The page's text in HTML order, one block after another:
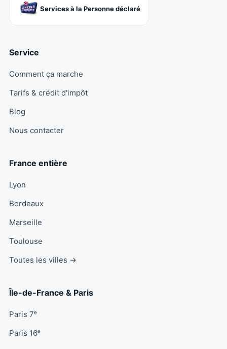
Services à la Personne déclaré
Service
Comment ça marche
Tarifs & crédit d'impôt
Blog
Nous contacter
France entière
Lyon
Bordeaux
Marseille
Toulouse
Toutes les villes →
Île-de-France & Paris
Paris 7ᵉ
Paris 16ᵉ